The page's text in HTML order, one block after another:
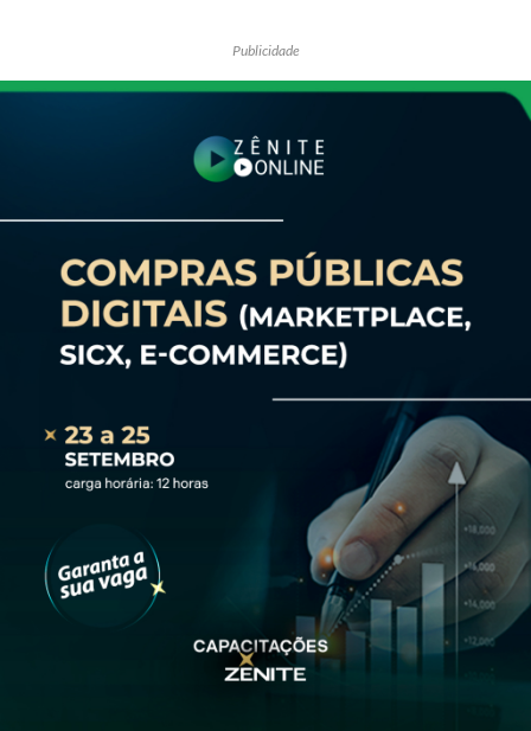
Publicidade